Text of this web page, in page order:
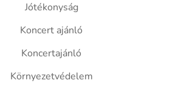
Jótékonyság
Koncert ajánló
Koncertajánló
Környezetvédelem